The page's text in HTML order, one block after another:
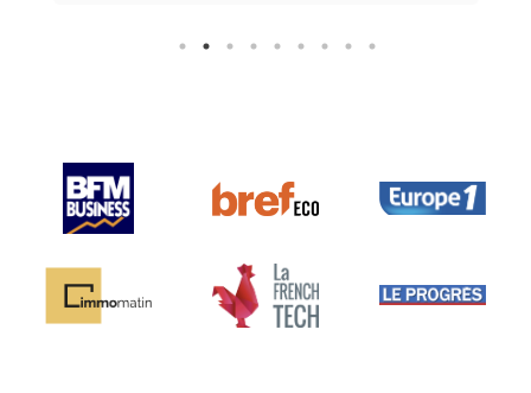
supplémentaire est très bien